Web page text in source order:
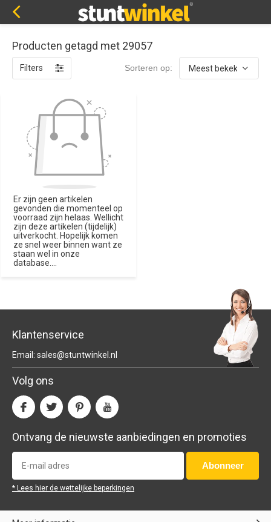
Producten getagd met 29057
Filters Sorteren op:
Er zijn geen artikelen
gevonden die momenteel op
voorraad zijn helaas. Wellicht
zijn deze artikelen (tijdelijk)
uitverkocht. Hopelijk komen
ze snel weer binnen want ze
staan wel in onze
database....
Klantenservice
Email: sales@stuntwinkel.nl
Volg ons
Ontvang de nieuwste aanbiedingen en promoties
Abonneer
* Lees hier de wettelijke beperkingen